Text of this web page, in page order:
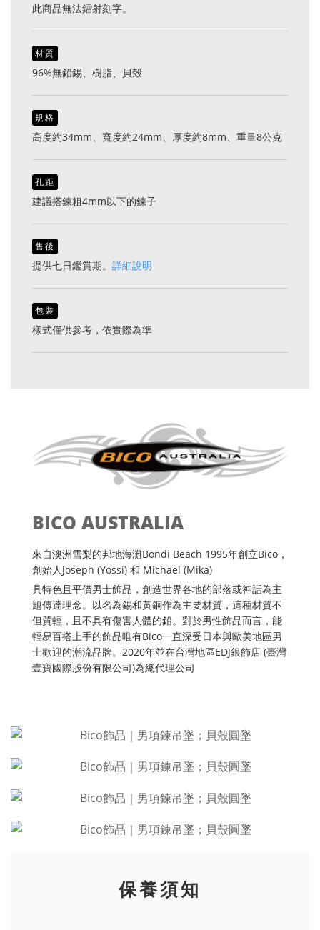
此商品無法鐳射刻字。
材質
96%無鉛錫、樹脂、貝殼
規格
高度約34mm、寬度約24mm、厚度約8mm、重量8公克
孔距
建議搭鍊粗4mm以下的鍊子
售後
提供七日鑑賞期。 詳細說明
包裝
樣式僅供參考，依實際為準
BICO AUSTRALIA
來自澳洲雪梨的邦地海灘Bondi Beach 1995年創立Bico，
創始人Joseph (Yossi) 和 Michael (Mika)
具特色且平價男士飾品，創造世界各地的部落或神話為主
題傳達理念。以名為錫和黃銅作為主要材質，這種材質不
但質輕，且不具有傷害人體的鉛。對於男性飾品而言，能
輕易百搭上手的飾品唯有Bico一直深受日本與歐美地區男
士歡迎的潮流品牌。2020年並在台灣地區EDJ銀飾店 (臺灣
壹寶國際股份有限公司)為總代理公司
保養須知